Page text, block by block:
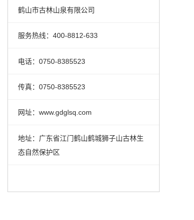
鹤山市古林山泉有限公司
服务热线：400-8812-633
电话：0750-8385523
传真：0750-8385523
网址：www.gdglsq.com
地址：广东省江门鹤山鹤城狮子山古林生
态自然保护区